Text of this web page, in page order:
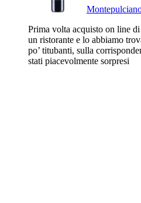
Prima volta acquisto on line
un ristorante e lo abbiamo
po’ titubanti, sulla
stati piacevolmente sorpresi